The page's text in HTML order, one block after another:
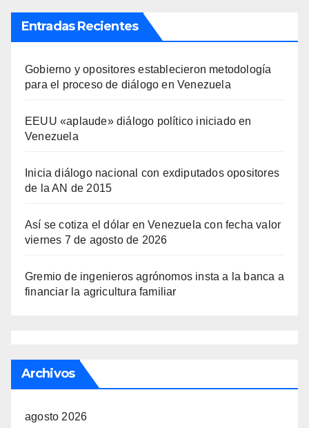
Entradas Recientes
Gobierno y opositores establecieron metodología
para el proceso de diálogo en Venezuela
EEUU «aplaude» diálogo político iniciado en
Venezuela
Inicia diálogo nacional con exdiputados opositores
de la AN de 2015
Así se cotiza el dólar en Venezuela con fecha valor
viernes 7 de agosto de 2026
Gremio de ingenieros agrónomos insta a la banca a
financiar la agricultura familiar
Archivos
agosto 2026